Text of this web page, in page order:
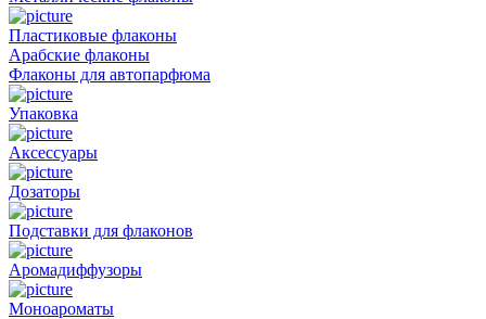
Пластиковые флаконы
Арабские флаконы
Флаконы для автопарфюма
Упаковка
Аксессуары
Дозаторы
Подставки для флаконов
Аромадиффузоры
Моноароматы